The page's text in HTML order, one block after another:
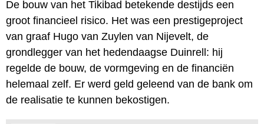
De bouw van het Tikibad betekende destijds een
groot financieel risico. Het was een prestigeproject
van graaf Hugo van Zuylen van Nijevelt, de
grondlegger van het hedendaagse Duinrell: hij
regelde de bouw, de vormgeving en de financiën
helemaal zelf. Er werd geld geleend van de bank om
de realisatie te kunnen bekostigen.